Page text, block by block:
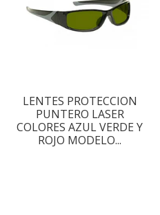
LENTES PROTECCION
PUNTERO LASER
COLORES AZUL VERDE Y
ROJO MODELO...